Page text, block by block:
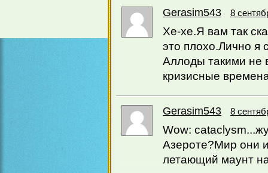
Gerasim543 8
Хе-хе.Я вам так
это плохо.Лично я
Аллоды такими не
кризисные
Gerasim543 8
Wow:
Азероте?Мир они
летающий маунт